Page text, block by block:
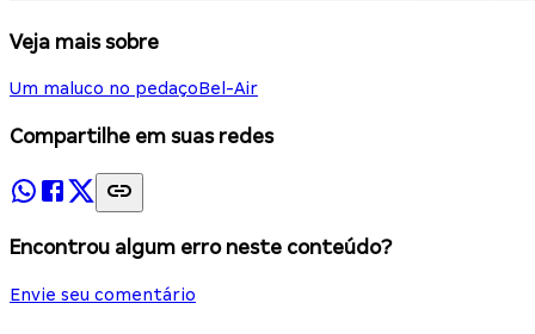
Veja mais sobre
Um maluco no pedaçoBel-Air
Compartilhe em suas redes
Encontrou algum erro neste conteúdo?
Envie seu comentário